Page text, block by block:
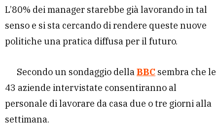
L’80% dei manager starebbe già lavorando in tal
senso e si sta cercando di rendere queste nuove
politiche una pratica diffusa per il futuro.
Secondo un sondaggio dellaBBC sembra che le
43 aziende intervistate consentiranno al
personale di lavorare da casa due o tre giorni alla
settimana.